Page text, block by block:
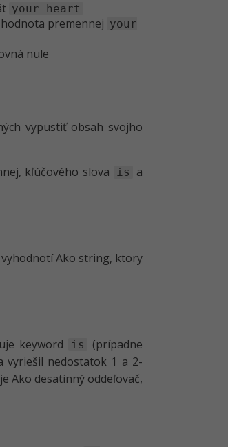
your heart
premennej your
nule
vypustiť obsah svojho
kľúčového slova is
a
Ako string, ktory
keyword is
(prípadne
vyriešil nedostatok 1 a 2-
Ako desatinný oddeľovač,